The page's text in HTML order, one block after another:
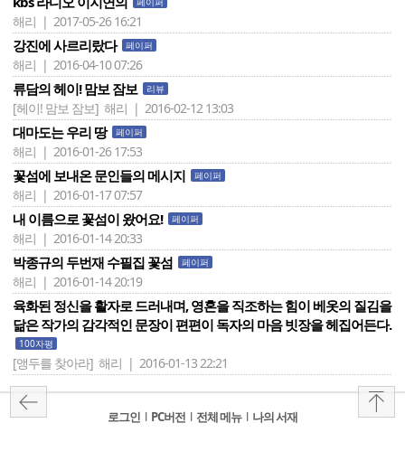
해리 | 2017-05-26 16:21
강진에 사르리랐다 페이퍼
해리 | 2016-04-10 07:26
류담의 헤이! 맘보 잠보 리뷰
[헤이! 맘보 잠보] 해리 | 2016-02-12 13:03
대마도는 우리 땅 페이퍼
해리 | 2016-01-26 17:53
꽃섬에 보내온 문인들의 메시지 페이퍼
해리 | 2016-01-17 07:57
내 이름으로 꽃섬이 왔어요! 페이퍼
해리 | 2016-01-14 20:33
박종규의 두번재 수필집 꽃섬 페이퍼
해리 | 2016-01-14 20:19
육화된 정신을 활자로 드러내며, 영혼을 직조하는 힘이 베옷의 질김을
닮은 작가의 감각적인 문장이 편편이 독자의 마음 빗장을 헤집어든다.
100자평
[앵두를 찾아라] 해리 | 2016-01-13 22:21
로그인 l PC버전 l 전체 메뉴 l 나의 서재